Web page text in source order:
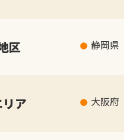
区 静岡県
ア 大阪府